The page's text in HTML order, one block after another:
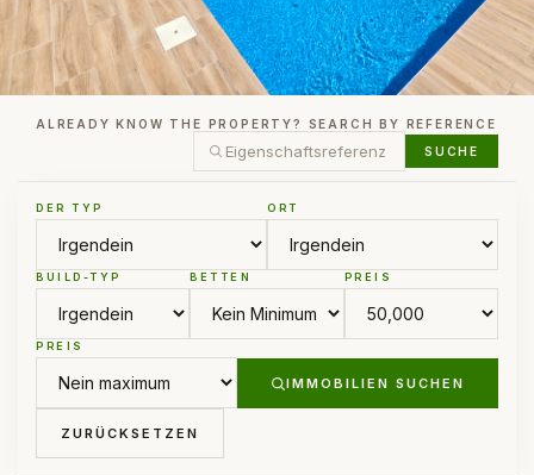
ALREADY KNOW THE PROPERTY? SEARCH BY REFERENCE
SUCHE
DER TYP ORT
BUILD-TYP BETTEN PREIS
PREIS
IMMOBILIEN SUCHEN
ZURÜCKSETZEN